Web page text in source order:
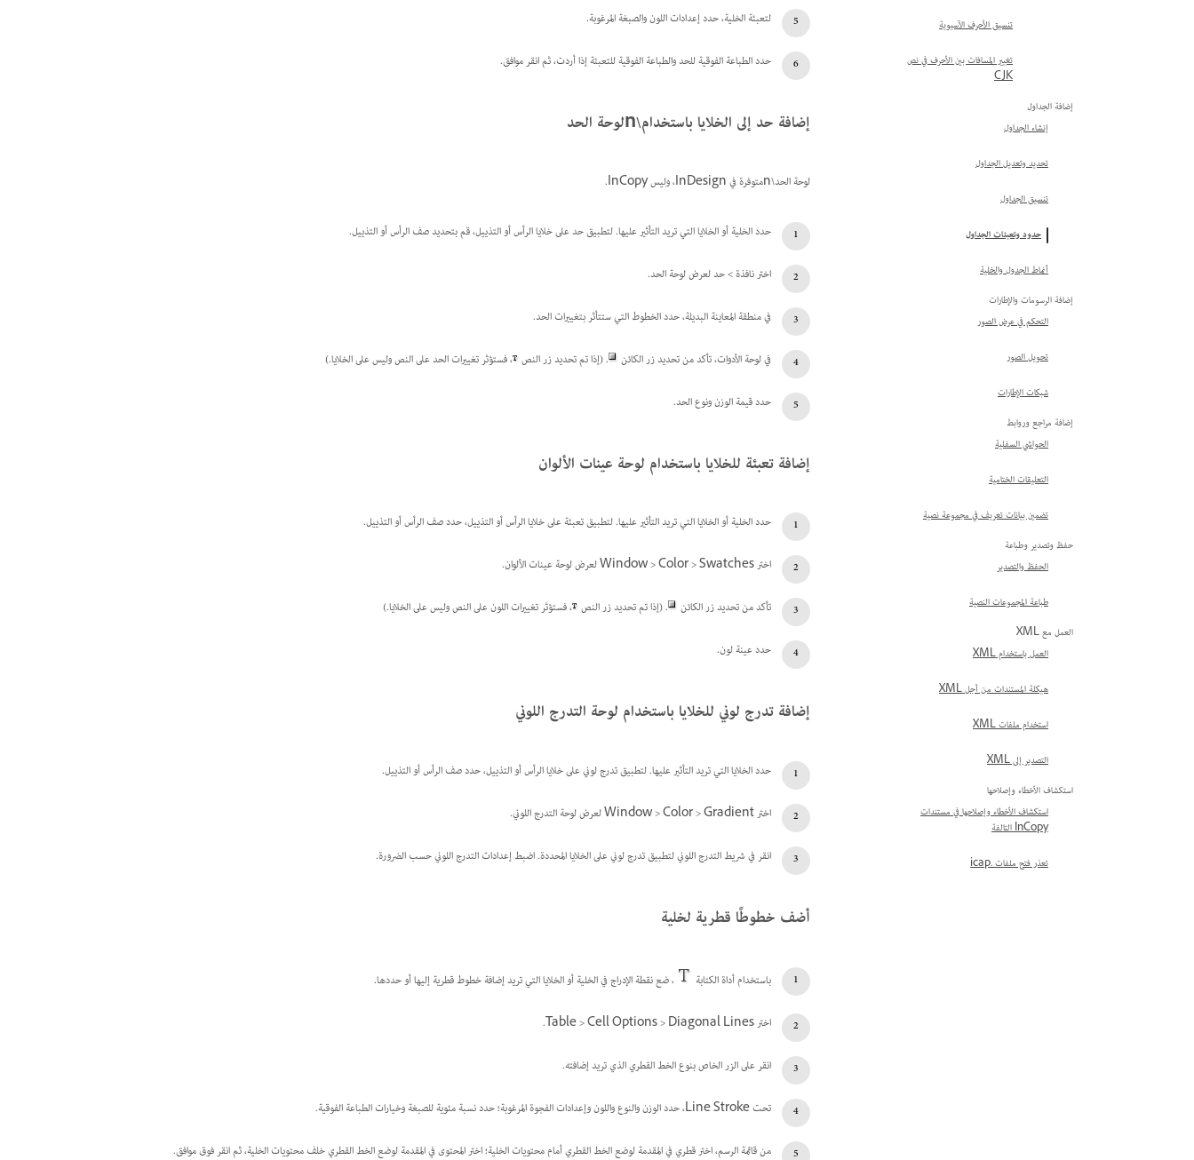
تنسيق الأحرف الآسيوية
تغيير المسافات بين الأحرف في نص
CJK
إضافة الجداول
إنشاء الجداول
تحديد وتعديل الجداول
تنسيق الجداول
حدود وتعبئات الجداول
أنماط الجدول والخلية
إضافة الرسومات والإطارات
التحكم في عرض الصور
تحويل الصور
شبكات الإطارات
إضافة مراجع وروابط
الحواشي السفلية
التعليقات الختامية
تضمين بيانات تعريف في مجموعة نصية
حفظ وتصدير وطباعة
الحفظ والتصدير
طباعة المجموعات النصية
العمل مع XML
العمل باستخدام XML
هيكلة المستندات من أجل XML
استخدام ملفات XML
التصدير إلى XML
استكشاف الأخطاء وإصلاحها
استكشاف الأخطاء وإصلاحها في مستندات
InCopy التالفة
تعذر فتح ملفات .icap
لتعبئة الخلية، حدد إعدادات اللون والصبغة المرغوبة.
حدد الطباعة الفوقية للحد والطباعة الفوقية للتعبئة إذا أردت، ثم انقر موافق.
إضافة حد إلى الخلايا باستخدام\nلوحة الحد
لوحة الحد\nمتوفرة في InDesign، وليس InCopy.
حدد الخلية أو الخلايا التي تريد التأثير عليها. لتطبيق حد على خلايا الرأس أو التذييل، قم بتحديد صف الرأس أو التذييل.
اختر نافذة > حد لعرض لوحة الحد.
في منطقة المعاينة البديلة، حدد الخطوط التي ستتأثر بتغييرات الحد.
في لوحة الأدوات، تأكد من تحديد زر الكائن . (إذا تم تحديد زر النص ، فستؤثر تغييرات الحد على النص وليس على الخلايا.)
حدد قيمة الوزن ونوع الحد.
إضافة تعبئة للخلايا باستخدام لوحة عينات الألوان
حدد الخلية أو الخلايا التي تريد التأثير عليها. لتطبيق تعبئة على خلايا الرأس أو التذييل، حدد صف الرأس أو التذييل.
اختر Window > Color > Swatches لعرض لوحة عينات الألوان.
تأكد من تحديد زر الكائن . (إذا تم تحديد زر النص ، فستؤثر تغييرات اللون على النص وليس على الخلايا.)
حدد عينة لون.
إضافة تدرج لوني للخلايا باستخدام لوحة التدرج اللوني
حدد الخلايا التي تريد التأثير عليها. لتطبيق تدرج لوني على خلايا الرأس أو التذييل، حدد صف الرأس أو التذييل.
اختر Window > Color > Gradient لعرض لوحة التدرج اللوني.
انقر في شريط التدرج اللوني لتطبيق تدرج لوني على الخلايا المحددة. اضبط إعدادات التدرج اللوني حسب الضرورة.
أضف خطوطًا قطرية لخلية
باستخدام أداة الكتابة ، ضع نقطة الإدراج في الخلية أو الخلايا التي تريد إضافة خطوط قطرية إليها أو حددها.
اختر Table > Cell Options > Diagonal Lines.
انقر على الزر الخاص بنوع الخط القطري الذي تريد إضافته.
تحت Line Stroke، حدد الوزن والنوع واللون وإعدادات الفجوة المرغوبة؛ حدد نسبة مئوية للصبغة وخيارات الطباعة الفوقية.
من قائمة الرسم، اختر قطري في المقدمة لوضع الخط القطري أمام محتويات الخلية؛ اختر المحتوى في المقدمة لوضع الخط القطري خلف محتويات الخلية، ثم انقر فوق موافق.